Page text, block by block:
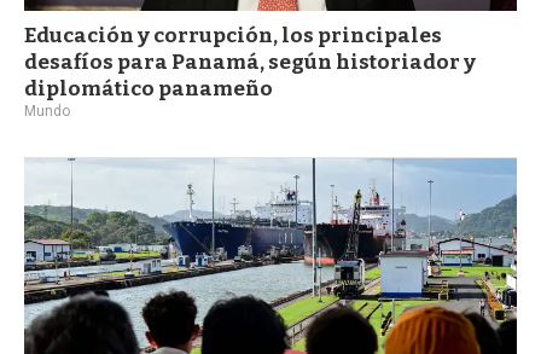
Educación y corrupción, los principales
desafíos para Panamá, según historiador y
diplomático panameño
Mundo